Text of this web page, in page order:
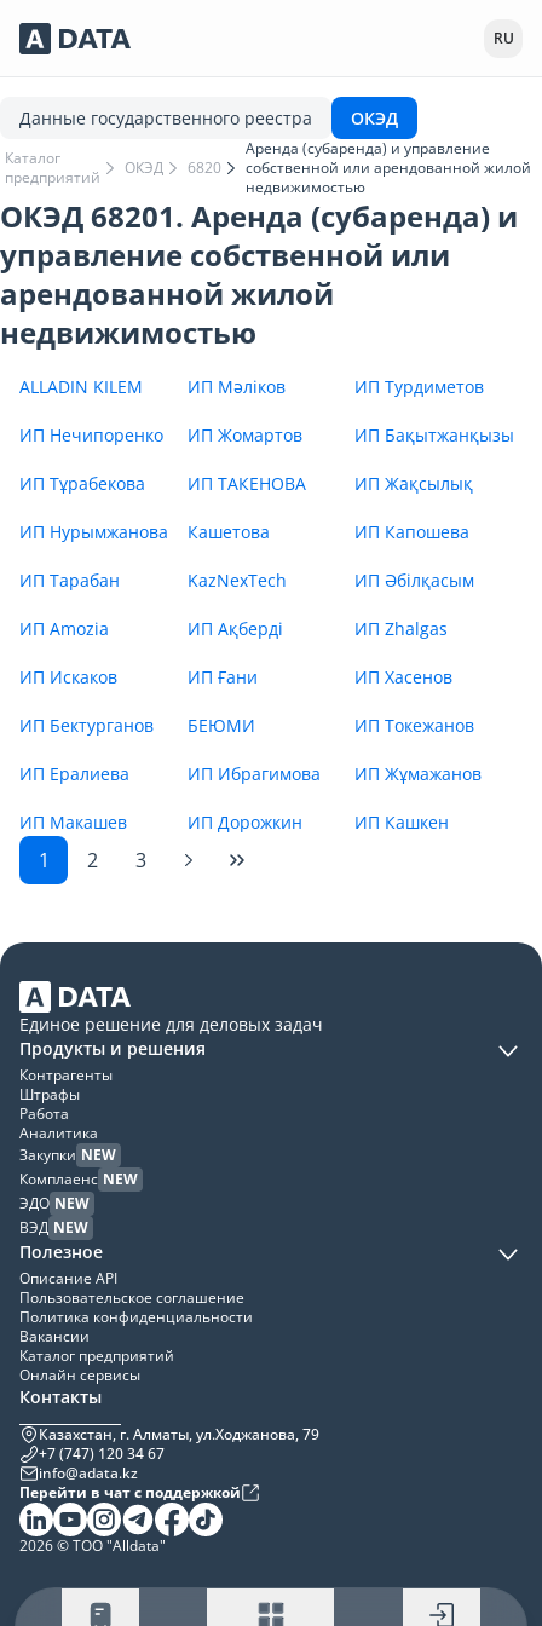
Сервисы Adata.kz RU
Данные государственного реестра ОКЭД
Каталог
предприятий
ОКЭД 6820
Аренда (субаренда) и управление
собственной или арендованной жилой
недвижимостью
ОКЭД 68201. Аренда (субаренда) и
управление собственной или
арендованной жилой
недвижимостью
ALLADIN KILEM ИП Мәліков ИП Турдиметов
ИП Нечипоренко ИП Жомартов ИП Бақытжанқызы
ИП Тұрабекова ИП ТАКЕНОВА ИП Жақсылық
ИП Нурымжанова Кашетова ИП Капошева
ИП Тарабан KazNexTech ИП Әбілқасым
ИП Amozia ИП Ақберді ИП Zhalgas
ИП Искаков ИП Ғани ИП Хасенов
ИП Бектурганов БЕЮМИ ИП Токежанов
ИП Ералиева ИП Ибрагимова ИП Жұмажанов
ИП Макашев ИП Дорожкин ИП Кашкен
1 2 3
Единое решение для деловых задач
Продукты и решения
Контрагенты
Штрафы
Работа
Аналитика
Закупки NEW
Комплаенс NEW
ЭДО NEW
ВЭД NEW
Полезное
Описание API
Пользовательское соглашение
Политика конфиденциальности
Вакансии
Каталог предприятий
Онлайн сервисы
Контакты
Казахстан, г. Алматы, ул.Ходжанова, 79
+7 (747) 120 34 67
info@adata.kz
Перейти в чат с поддержкой
2026 © ТОО "Alldata"